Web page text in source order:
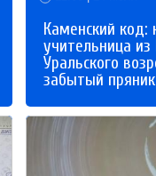
Каменский код:
учительница
Уральского
забытый пряник